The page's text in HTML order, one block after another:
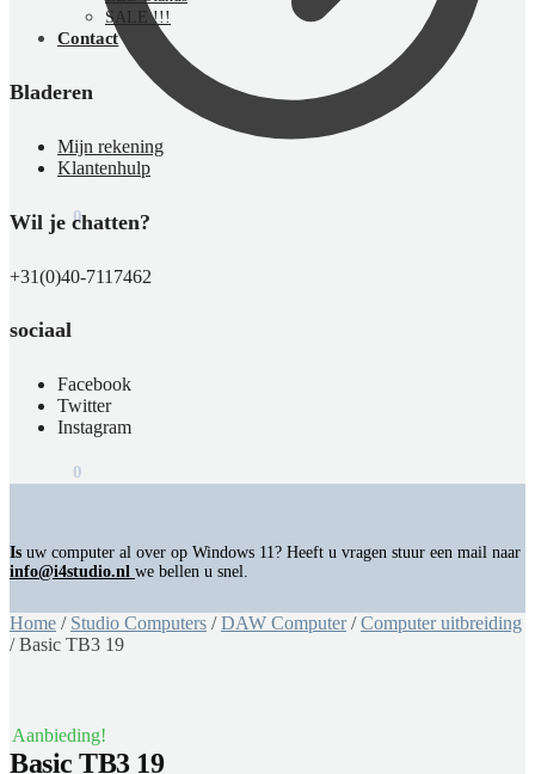
€0,00 0
SALE !!!
Contact
Bladeren
Mijn rekening
Klantenhulp
Wil je chatten?
+31(0)40-7117462
sociaal
Facebook
Twitter
Instagram
0
Is uw computer al over op Windows 11? Heeft u vragen stuur een mail naar
info@i4studio.nl we bellen u snel.
Home / Studio Computers /DAW Computer/Computer uitbreiding
/Basic TB3 19
Aanbieding!
Basic TB3 19